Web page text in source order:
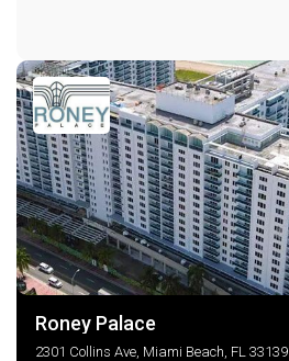
Roney Palace
2301 Collins Ave, Miami Beach, FL 33139